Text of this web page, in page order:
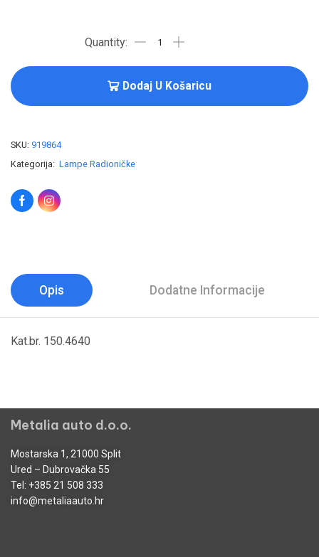
Dodaj U Košaricu
SKU: 919864
Kategorija: Lampe Radioničke
Opis Dodatne Informacije
Kat.br. 150.4640
Metalia auto d.o.o.
Mostarska 1, 21000 Split
Ured – Dubrovačka 55
Tel: +385 21 508 333
info@metaliaauto.hr